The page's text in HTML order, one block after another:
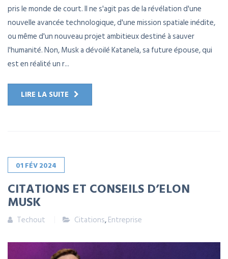
pris le monde de court. Il ne s'agit pas de la révélation d'une
nouvelle avancée technologique, d'une mission spatiale inédite,
ou même d'un nouveau projet ambitieux destiné à sauver
l'humanité. Non, Musk a dévoilé Katanela, sa future épouse, qui
est en réalité un r...
LIRE LA SUITE
01 FÉV2024
CITATIONS ET CONSEILS D’ELON
MUSK
Techout Citations,Entreprise